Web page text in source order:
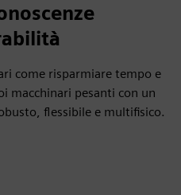
come risparmiare tempo e
macchinari pesanti con un
flessibile e multifisico.